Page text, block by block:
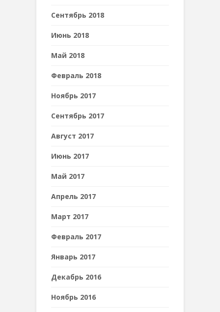
Сентябрь 2018
Июнь 2018
Май 2018
Февраль 2018
Ноябрь 2017
Сентябрь 2017
Август 2017
Июнь 2017
Май 2017
Апрель 2017
Март 2017
Февраль 2017
Январь 2017
Декабрь 2016
Ноябрь 2016